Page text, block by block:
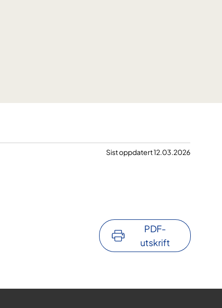
Sist oppdatert 12.03.2026
PDF-
utskrift